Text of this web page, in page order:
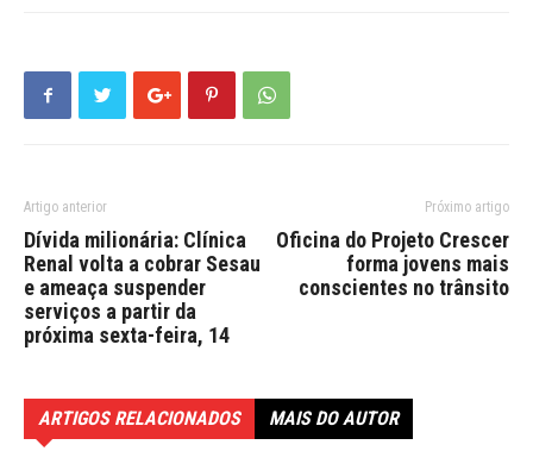
Artigo anterior
Dívida milionária: Clínica
Renal volta a cobrar Sesau
e ameaça suspender
serviços a partir da
próxima sexta-feira, 14
Próximo artigo
Oficina do Projeto Crescer
forma jovens mais
conscientes no trânsito
ARTIGOS RELACIONADOS MAIS DO AUTOR